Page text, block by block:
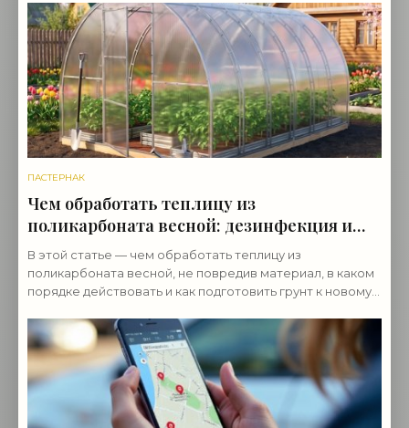
ПАСТЕРНАК
Чем обработать теплицу из
поликарбоната весной: дезинфекция и
подготовка
В этой статье — чем обработать теплицу из
поликарбоната весной, не повредив материал, в каком
порядке действовать и как подготовить грунт к новому